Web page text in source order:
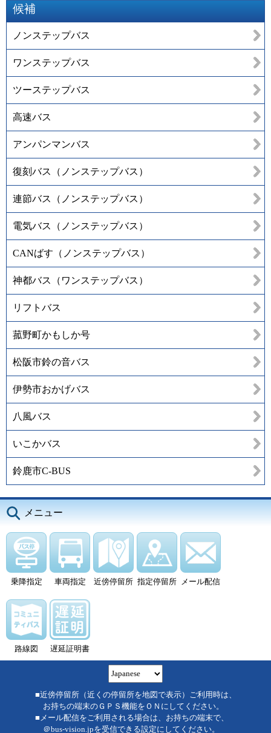
候補
ノンステップバス
ワンステップバス
ツーステップバス
高速バス
アンパンマンバス
復刻バス（ノンステップバス）
連節バス（ノンステップバス）
電気バス（ノンステップバス）
CANばす（ノンステップバス）
神都バス（ワンステップバス）
リフトバス
菰野町かもしか号
松阪市鈴の音バス
伊勢市おかげバス
八風バス
いこかバス
鈴鹿市C-BUS
メニュー
乗降指定 車両指定 近傍停留所 指定停留所 メール配信
路線図 遅延証明書
■近傍停留所（近くの停留所を地図で表示）ご利用時は、
お持ちの端末のＧＰＳ機能をＯＮにしてください。
■メール配信をご利用される場合は、お持ちの端末で、
＠bus-vision.jpを受信できる設定にしてください。